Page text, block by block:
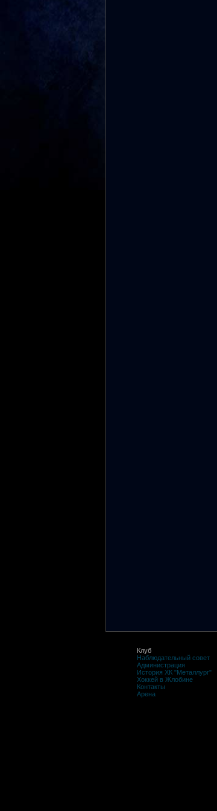
Клуб
Наблюдательный совет
Администрация
История ХК "Металлург"
Хоккей в Жлобине
Контакты
Арена